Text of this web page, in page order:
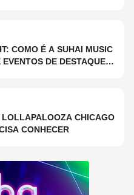
COMO É A SUHAI MUSIC
DE DESTAQUE
CHICAGO
CONHECER